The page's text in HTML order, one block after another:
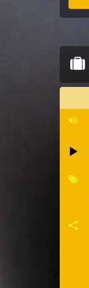
Audio-
Player